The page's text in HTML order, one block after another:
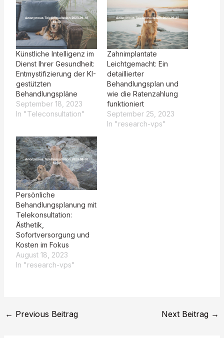
Künstliche Intelligenz im
Dienst Ihrer Gesundheit:
Entmystifizierung der KI-
gestützten
Behandlungspläne
September 18, 2023
In "Teleconsultation"
Zahnimplantate
Leichtgemacht: Ein
detaillierter
Behandlungsplan und
wie die Ratenzahlung
funktioniert
September 25, 2023
In "research-vps"
Persönliche
Behandlungsplanung mit
Telekonsultation:
Ästhetik,
Sofortversorgung und
Kosten im Fokus
August 18, 2023
In "research-vps"
← Previous Beitrag Next Beitrag →